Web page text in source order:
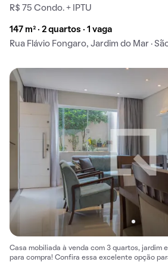
R$ 75 Condo. + IPTU
147 m² · 2 quartos · 1 vaga
Rua Flávio Fongaro, Jardim do Mar ·
Casa mobiliada à venda com 3 quartos, jardim
para compra! Confira essa excelente opção